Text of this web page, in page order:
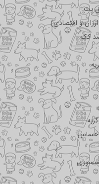
پت
و اقتصادی)
کک
، حساس